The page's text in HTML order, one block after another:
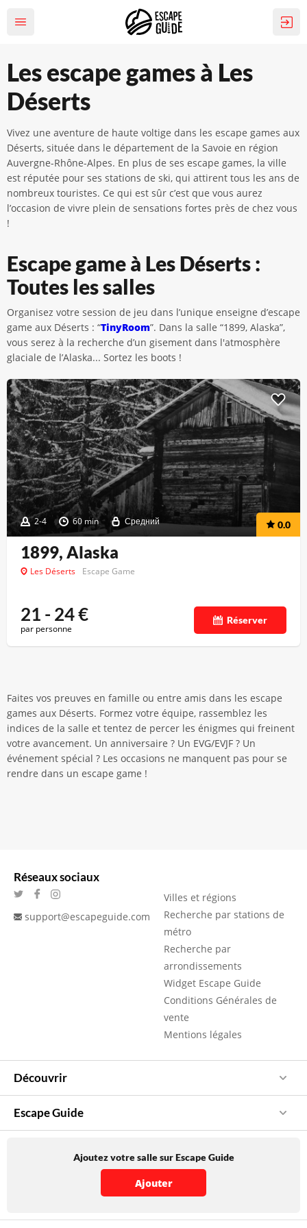
Les escape games à Les
Déserts
Vivez une aventure de haute voltige dans les escape games aux
Déserts, située dans le département de la Savoie en région
Auvergne-Rhône-Alpes. En plus de ses escape games, la ville
est réputée pour ses stations de ski, qui attirent tous les ans de
nombreux touristes. Ce qui est sûr c’est que vous aurez
l’occasion de vivre plein de sensations fortes près de chez vous
!
Escape game à Les Déserts :
Toutes les salles
Organisez votre session de jeu dans l’unique enseigne d’escape
game aux Déserts : “TinyRoom”. Dans la salle “1899, Alaska”,
vous serez à la recherche d’un gisement dans l'atmosphère
glaciale de l’Alaska... Sortez les boots !
2-4 60 min Средний 0.0
1899, Alaska
Les Déserts Escape Game
21 - 24€
par personne
Réserver
Faites vos preuves en famille ou entre amis dans les escape
games aux Déserts. Formez votre équipe, rassemblez les
indices de la salle et tentez de percer les énigmes qui freinent
votre avancement. Un anniversaire ? Un EVG/EVJF ? Un
événement spécial ? Les occasions ne manquent pas pour se
rendre dans un escape game !
Réseaux sociaux
support@escapeguide.com
Villes et régions
Recherche par stations de
métro
Recherche par
arrondissements
Widget Escape Guide
Conditions Générales de
vente
Mentions légales
Découvrir
Escape Guide
Ajoutez votre salle sur Escape Guide
Ajouter